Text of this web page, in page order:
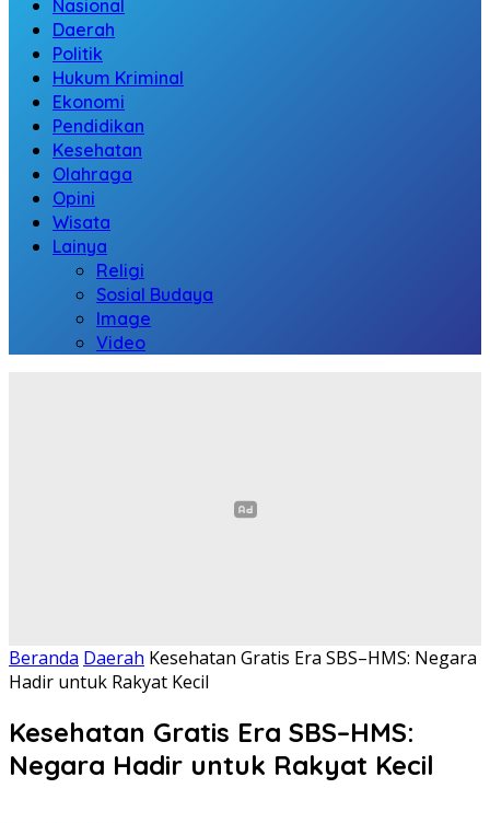
Nasional
Daerah
Politik
Hukum Kriminal
Ekonomi
Pendidikan
Kesehatan
Olahraga
Opini
Wisata
Lainya
Religi
Sosial Budaya
Image
Video
Beranda Daerah Kesehatan Gratis Era SBS–HMS: Negara
Hadir untuk Rakyat Kecil
Kesehatan Gratis Era SBS–HMS:
Negara Hadir untuk Rakyat Kecil